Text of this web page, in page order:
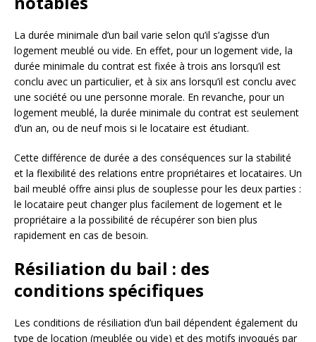
La durée minimale d’un bail varie selon qu’il s’agisse d’un
logement meublé ou vide. En effet, pour un logement vide, la
durée minimale du contrat est fixée à trois ans lorsqu’il est
conclu avec un particulier, et à six ans lorsqu’il est conclu avec
une société ou une personne morale. En revanche, pour un
logement meublé, la durée minimale du contrat est seulement
d’un an, ou de neuf mois si le locataire est étudiant.
Cette différence de durée a des conséquences sur la stabilité
et la flexibilité des relations entre propriétaires et locataires. Un
bail meublé offre ainsi plus de souplesse pour les deux parties :
le locataire peut changer plus facilement de logement et le
propriétaire a la possibilité de récupérer son bien plus
rapidement en cas de besoin.
Résiliation du bail : des
conditions spécifiques
Les conditions de résiliation d’un bail dépendent également du
type de location (meublée ou vide) et des motifs invoqués par